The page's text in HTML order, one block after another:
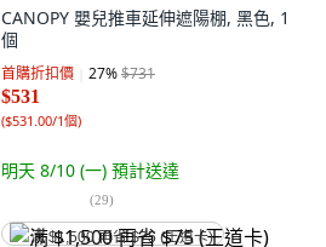
CANOPY 嬰兒推車延伸遮陽棚, 黑色, 1
個
首購折扣價 27%$731
$531
($531.00/1個)
明天 8/10 (一) 預計送達
(29)
满 $1,500 再省 $75 (王道卡)